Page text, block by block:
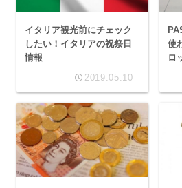
イタリア観光前にチェック
したい！イタリアの祝祭日
情報
2019.05.10
使
ロ